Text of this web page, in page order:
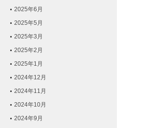
2025年6月
2025年5月
2025年3月
2025年2月
2025年1月
2024年12月
2024年11月
2024年10月
2024年9月